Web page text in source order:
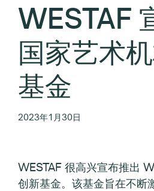
WESTAF
国家艺术
基金
2023年1月30日
WESTAF 很高兴宣布推出
创新基金。该基金旨在不断